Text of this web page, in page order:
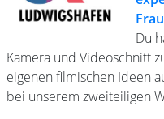
Du
Kamera und Videoschnitt
eigenen filmischen Ideen
bei unserem zweiteiligen